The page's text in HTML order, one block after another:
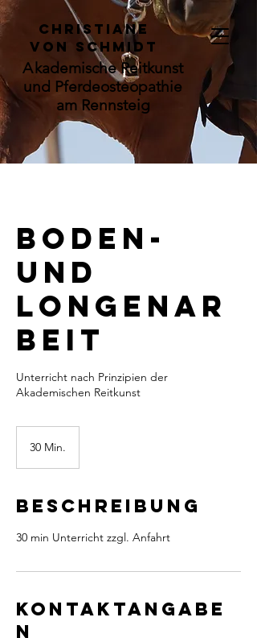
C hristiane
von Schmidt
Akademische Reitkunst
und Pferdeosteopathie
am Rennsteig
Boden-
und
Longenar
beit
Unterricht nach Prinzipien der
Akademischen Reitkunst
30 Min.
n
Beschreibung
30 min Unterricht zzgl. Anfahrt
Kontaktangabe
n